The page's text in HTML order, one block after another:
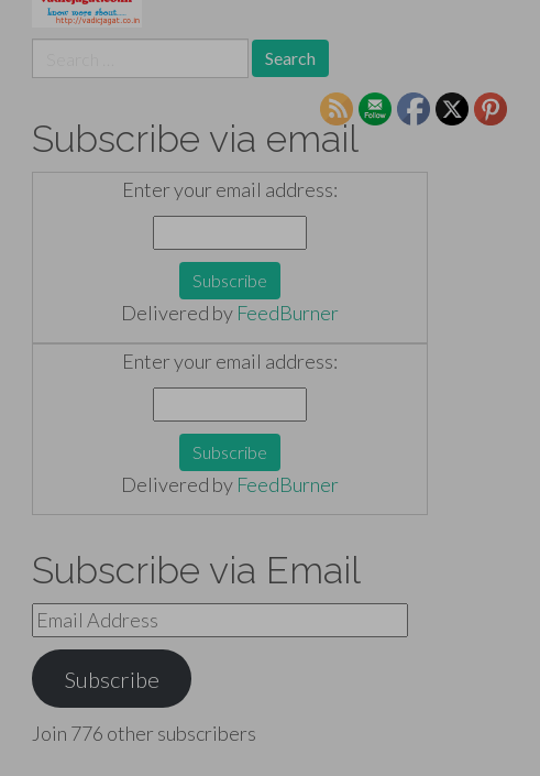
for:
Subscribe via email
Enter your email address:
Delivered by FeedBurner
Enter your email address:
Delivered by FeedBurner
Subscribe via Email
Email
Address
Subscribe
Join 776 other subscribers